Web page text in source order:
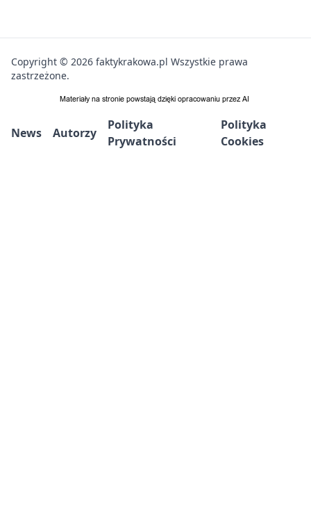
Copyright © 2026 faktykrakowa.pl Wszystkie prawa
zastrzeżone.
News Autorzy
Polityka
Prywatności
Polityka
Cookies